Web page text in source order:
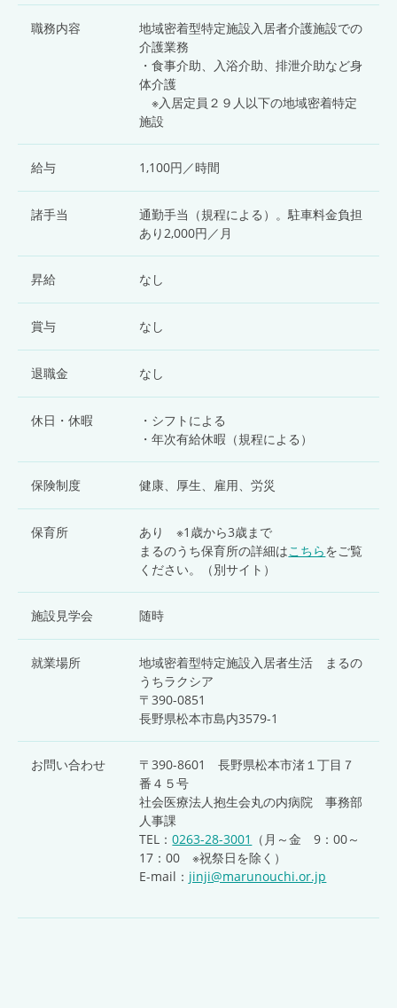
職務内容
地域密着型特定施設入居者介護施設での
介護業務
・食事介助、入浴介助、排泄介助など身
体介護
※入居定員２９人以下の地域密着特定
施設
給与 1,100円／時間
諸手当
通勤手当（規程による）。駐車料金負担
あり2,000円／月
昇給 なし
賞与 なし
退職金 なし
休日・休暇
・シフトによる
・年次有給休暇（規程による）
保険制度 健康、厚生、雇用、労災
保育所
あり ※1歳から3歳まで
まるのうち保育所の詳細はこちらをご覧
ください。（別サイト）
施設見学会 随時
就業場所
地域密着型特定施設入居者生活 まるの
うちラクシア
〒390-0851
長野県松本市島内3579-1
お問い合わせ
〒390-8601 長野県松本市渚１丁目７
番４５号
社会医療法人抱生会丸の内病院 事務部
人事課
TEL：0263-28-3001
（月～金 9：00～
17：00 ※祝祭日を除く）
E-mail： jinji@marunouchi.or.jp